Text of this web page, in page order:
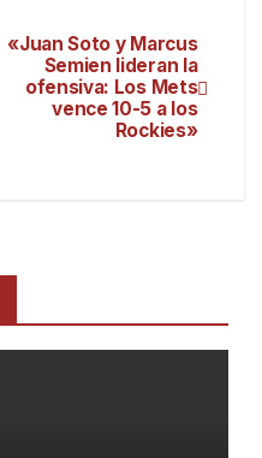
«Juan Soto y Marcus
Semien lideran la
ofensiva: Los Mets
vence 10-5 a los
Rockies»